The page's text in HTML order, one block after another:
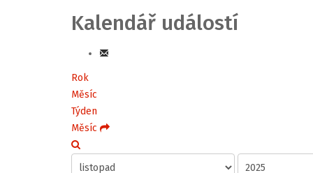
Kalendář událostí
Rok
Měsíc
Týden
Měsíc